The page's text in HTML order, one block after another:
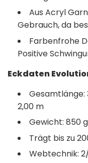
Aus Acryl
Gebrauch, da
Farbenfrohe
Positive
Eckdaten
Gesamtlänge:
2,00 m
Gewicht: 850 g
Trägt bis zu
Webtechnik: